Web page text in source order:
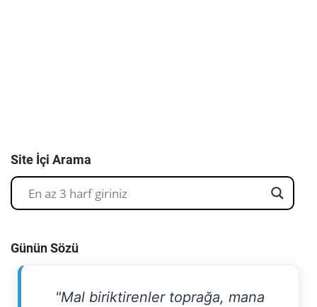
Site İçi Arama
Günün Sözü
"Mal biriktirenler toprağa, mana